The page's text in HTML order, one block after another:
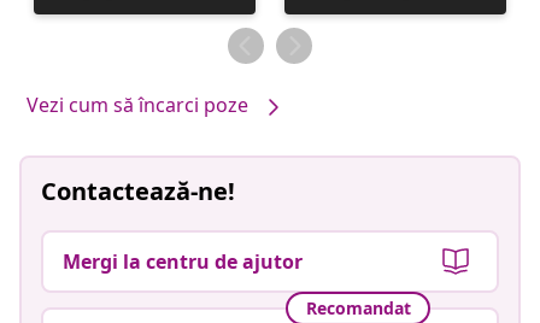
publicată
publicată
de
Vezi cum să încarci poze
Contactează-ne!
Mergi la centru de ajutor
Recomandat